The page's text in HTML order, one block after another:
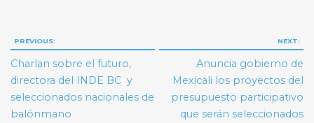
Navegación
de
entradas
PREVIOUS:
Charlan sobre el futuro,
directora del INDE BC y
seleccionados nacionales de
balónmano
NEXT:
Anuncia gobierno de
Mexicali los proyectos del
presupuesto participativo
que serán seleccionados